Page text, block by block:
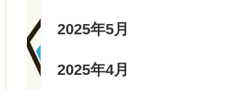
2025年5月
2025年4月